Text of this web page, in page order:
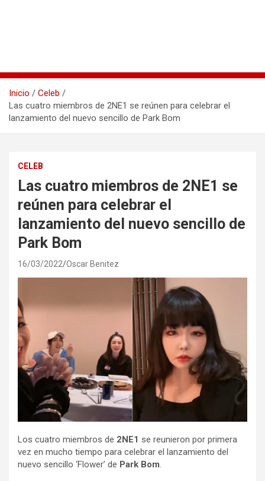
Inicio
Celeb
Las cuatro miembros de 2NE1 se reúnen para celebrar el
lanzamiento del nuevo sencillo de Park Bom
CELEB
Las cuatro miembros de 2NE1 se
reúnen para celebrar el
lanzamiento del nuevo sencillo de
Park Bom
16/03/2022 Oscar Benitez
Los cuatro miembros de 2NE1 se reunieron por primera
vez en mucho tiempo para celebrar el lanzamiento del
nuevo sencillo ‘Flower’ de Park Bom